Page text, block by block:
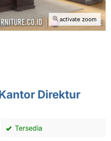
activate zoom
Direktur
Tersedia